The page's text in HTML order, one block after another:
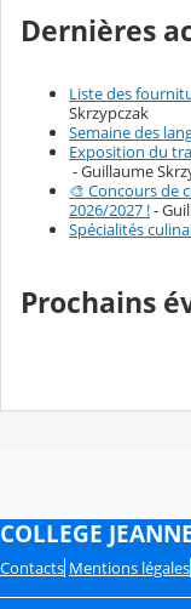
Dernières
Liste des
Skrzypczak
Semaine des
Exposition du
- Guillaume
🎨 Concours de
2026/2027 !-
Spécialités
Prochains
COLLEGE
Contacts Mentions légales